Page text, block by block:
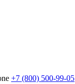
+7 (800) 500-99-05